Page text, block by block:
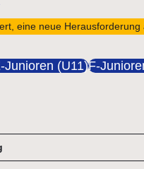
eine neue
Junioren (U11)F-